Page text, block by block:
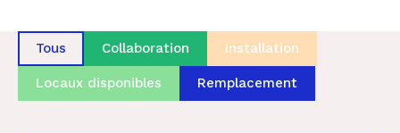
Tous Collaboration Installation
Locaux disponibles Remplacement